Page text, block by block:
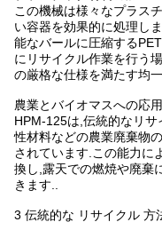
この機械は様々なプラス
い容器を効果的に処理し
能なバールに圧縮する
にリサイクル作業を行う
の厳格な仕様を満たす均
農業とバイオマスへの応用
HPM-125は,伝統的なリ
性材料などの農業廃棄物
されています.この能力に
換し,露天での燃焼や廃棄
きます..
3 伝統的な リサイクル 方